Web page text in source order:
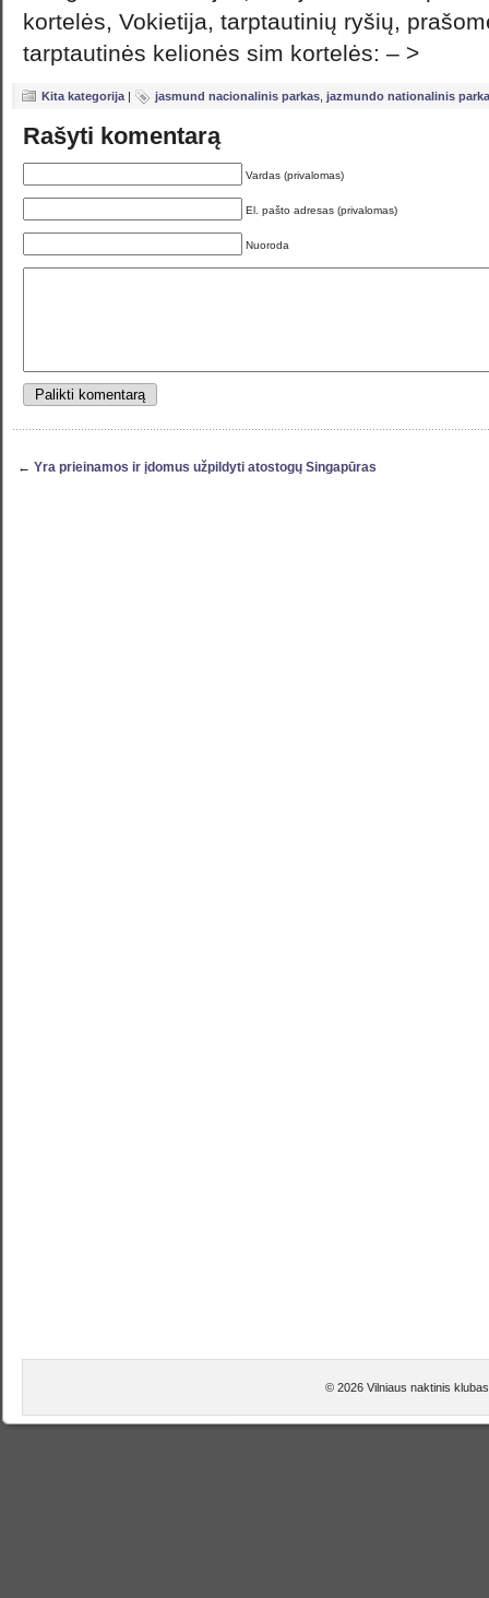
kortelės, Vokietija, tarptautinių ryšių,
tarptautinės kelionės sim kortelės: – >
Kita kategorija | jasmund nacionalinis parkas jazmundo nationalinis
Rašyti komentarą
Vardas (privalomas)
El. pašto adresas (privalomas)
Nuoroda
← Yra prieinamos ir įdomus užpildyti atostogų Singapūras
© 2026 Vilniaus naktinis